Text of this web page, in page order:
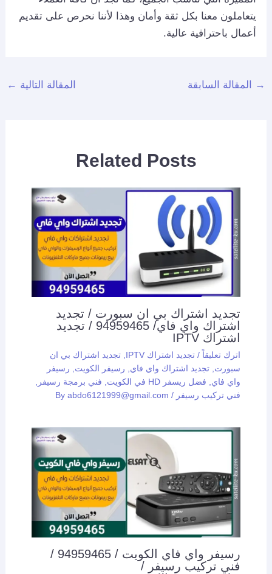
يتعاملون معنا بكل ثقة وأمان وهذا لأننا نحرص على تقديم
أعمال باحترافية عالية.
→ المقالة السابقة المقالة التالية ←
Related Posts
تجديد اشتراك بي ان سبورت / تجديد
اشتراك واي فاي/ 94959465 / تجديد
اشتراك IPTV
اترك تعليقاً / تجديد اشتراك IPTV , تجديد اشتراك بي ان
سبورت, تجديد اشتراك واي فاي, رسيفر الكويت, رسيفر
واي فاي, فضل ريسفر HD في الكويت , فني برمجة رسيفر ,
فني تركيب رسيفر / By
abdo6121999@gmail.com
رسيفر واي فاي الكويت / 94959465 /
فني تركيب رسيفر /